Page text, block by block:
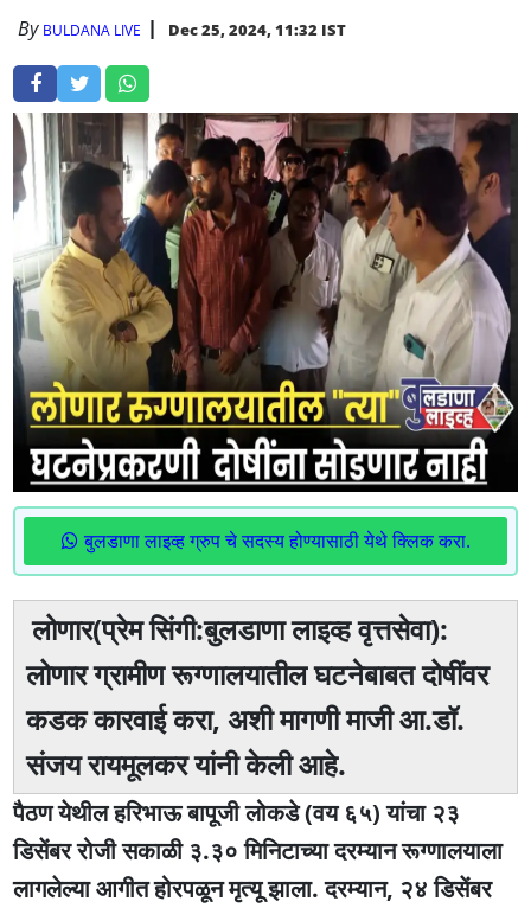
By BULDANA LIVE Dec 25, 2024, 11:32 IST
बुलडाणा लाइव्ह ग्रुप चे सदस्य होण्यासाठी येथे क्लिक करा.
लोणार(प्रेम सिंगी:बुलडाणा लाइव्ह वृत्तसेवा):
लोणार ग्रामीण रूग्णालयातील घटनेबाबत दोषींवर
कडक कारवाई करा, अशी मागणी माजी आ.डॉ.
संजय रायमूलकर यांनी केली आहे.
पैठण येथील हरिभाऊ बापूजी लोकडे (वय ६५) यांचा २३
डिसेंबर रोजी सकाळी ३.३० मिनिटाच्या दरम्यान रूग्णालयाला
लागलेल्या आगीत होरपळून मृत्यू झाला. दरम्यान, २४ डिसेंबर